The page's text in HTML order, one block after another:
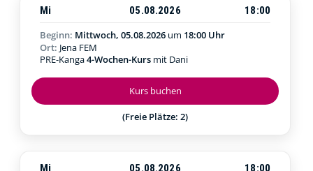
Kurs buchen
(Freie Plätze: 2)
Mi 05.08.2026
18:00
Beginn: Mittwoch, 05.08.2026 um 18:00 Uhr
Ort: Jena FEM
PRE-Kanga4-Wochen-Kurs mit Dani
Mi 05.08.2026 18:00